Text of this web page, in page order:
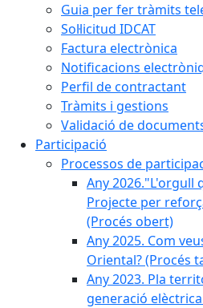
Guia per fer tràmits
Sol·licitud IDCAT
Factura electrònica
Notificacions
Perfil de contractant
Tràmits i gestions
Validació de
Participació
Processos de
Any 2026."L'orgull
Projecte per
(Procés obert)
Any 2025. Com
Oriental? (Procés
Any 2023. Pla
generació